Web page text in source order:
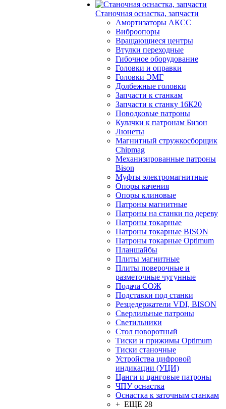
Станочная оснастка, запчасти
Амортизаторы АКСС
Виброопоры
Вращающиеся центры
Втулки переходные
Гибочное оборудование
Головки и оправки
Головки ЭМГ
Долбежные головки
Запчасти к станкам
Запчасти к станку 16К20
Поводковые патроны
Кулачки к патронам Бизон
Люнеты
Магнитный стружкосборщик
Chipmag
Механизированные патроны
Bison
Муфты электромагнитные
Опоры качения
Опоры клиновые
Патроны магнитные
Патроны на станки по дереву
Патроны токарные
Патроны токарные BISON
Патроны токарные Optimum
Планшайбы
Плиты магнитные
Плиты поверочные и
разметочные чугунные
Подача СОЖ
Подставки под станки
Резцедержатели VDI, BISON
Сверлильные патроны
Светильники
Стол поворотный
Тиски и прижимы Optimum
Тиски станочные
Устройства цифровой
индикации (УЦИ)
Цанги и цанговые патроны
ЧПУ оснастка
Оснастка к заточным станкам
+ ЕЩЕ 28